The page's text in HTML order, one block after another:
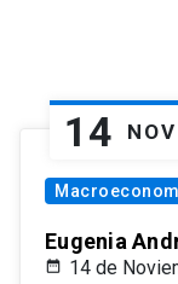
14 NOV
Eugenia
14 de